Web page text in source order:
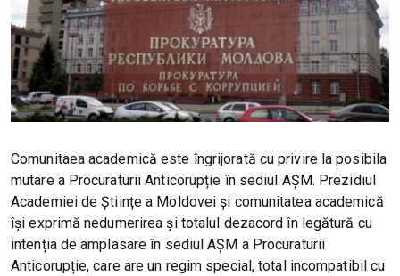
Comunitaea academică este îngrijorată cu privire la posibila
mutare a Procuraturii Anticorupție în sediul AȘM. Prezidiul
Academiei de Științe a Moldovei și comunitatea academică
își exprimă nedumerirea și totalul dezacord în legătură cu
intenția de amplasare în sediul AȘM a Procuraturii
Anticorupție, care are un regim special, total incompatibil cu